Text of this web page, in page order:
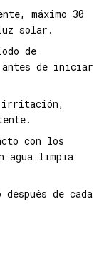
máximo 30
solar.
de
de iniciar
irritación,
con los
agua limpia
de cada